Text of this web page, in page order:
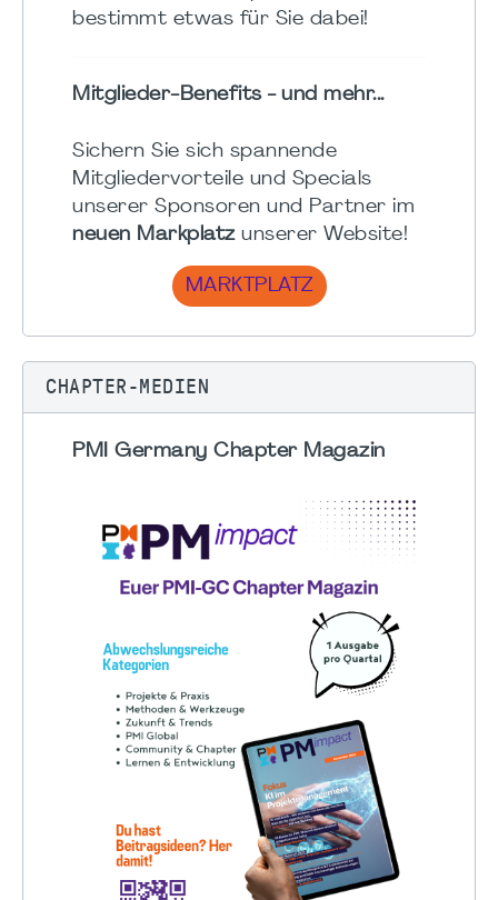
bestimmt etwas für Sie dabei!
Mitglieder-Benefits - und mehr...
Sichern Sie sich spannende
Mitgliedervorteile und Specials
unserer Sponsoren und Partner im
neuen Markplatzunserer Website!
MARKTPLATZ
CHAPTER-MEDIEN
PMI Germany Chapter Magazin